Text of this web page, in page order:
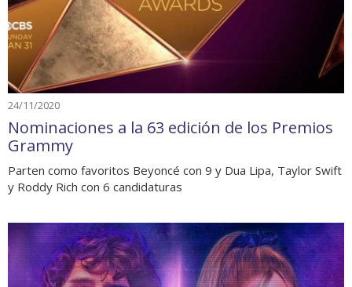
24/11/2020
Nominaciones a la 63 edición de los Premios
Grammy
Parten como favoritos Beyoncé con 9 y Dua Lipa, Taylor Swift
y Roddy Rich con 6 candidaturas